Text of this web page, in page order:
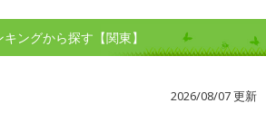
ングから探す【関東】
2026/08/07 更新